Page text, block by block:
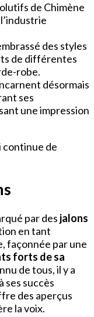
de Chimène
des styles
de différentes
robe.
désormais
ses
une impression
continue de
par des jalons
en tant
façonnée par une
forts de sa
de tous, il y a
ses succès
des aperçus
la voix.